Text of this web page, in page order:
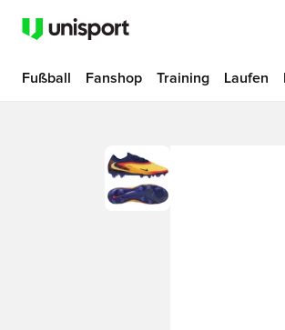
Fußball Fanshop Training Laufen